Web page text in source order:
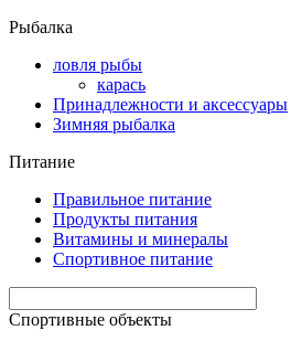
Рыбалка
ловля рыбы
карась
Принадлежности и аксессуары
Зимняя рыбалка
Питание
Правильное питание
Продукты питания
Витамины и минералы
Спортивное питание
Спортивные объекты